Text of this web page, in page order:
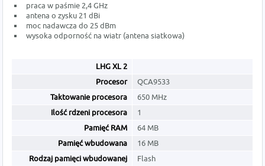
praca w paśmie 2,4 GHz
antena o zysku 21 dBi
moc nadawcza do 25 dBm
wysoka odporność na wiatr (antena siatkowa)
LHG XL 2
Procesor
QCA9533
Taktowanie procesora
650 MHz
Ilość rdzeni procesora
1
Pamięć RAM
64 MB
Pamięć wbudowana
16 MB
Rodzaj pamięci wbudowanej
Flash